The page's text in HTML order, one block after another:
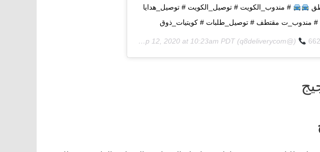
# مندوب_الكويت # توصيل_الكويت # توصيل_هدايا
# مندوب_ت مقتطف # توصيل_طلبات # كويتيات_ذوق
(@q8deliverycom) on
Sep 12, 2020 at 10:23am PDT